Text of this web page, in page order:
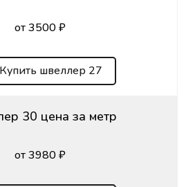
от 3500 ₽
Купить швеллер 27
30 цена за метр
от 3980 ₽